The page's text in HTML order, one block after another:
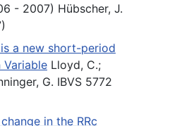
- 2007) Hübscher, J.
a new short-period
Variable Lloyd, C.;
G. IBVS 5772
in the RRc